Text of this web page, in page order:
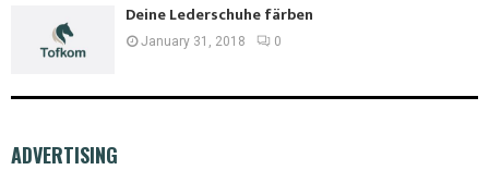
Deine Lederschuhe färben
January 31, 2018 0
ADVERTISING